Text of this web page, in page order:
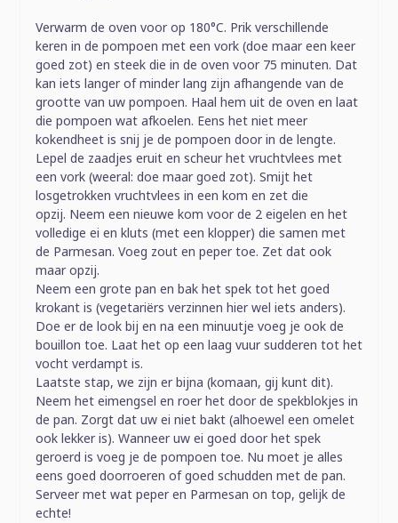
Verwarm de oven voor op 180°C. Prik verschillende
keren in de pompoen met een vork (doe maar een keer
goed zot) en steek die in de oven voor 75 minuten. Dat
kan iets langer of minder lang zijn afhangende van de
grootte van uw pompoen. Haal hem uit de oven en laat
die pompoen wat afkoelen. Eens het niet meer
kokendheet is snij je de pompoen door in de lengte.
Lepel de zaadjes eruit en scheur het vruchtvlees met
een vork (weeral: doe maar goed zot). Smijt het
losgetrokken vruchtvlees in een kom en zet die
opzij. Neem een nieuwe kom voor de 2 eigelen en het
volledige ei en kluts (met een klopper) die samen met
de Parmesan. Voeg zout en peper toe. Zet dat ook
maar opzij.
Neem een grote pan en bak het spek tot het goed
krokant is (vegetariërs verzinnen hier wel iets anders).
Doe er de look bij en na een minuutje voeg je ook de
bouillon toe. Laat het op een laag vuur sudderen tot het
vocht verdampt is.
Laatste stap, we zijn er bijna (komaan, gij kunt dit).
Neem het eimengsel en roer het door de spekblokjes in
de pan. Zorgt dat uw ei niet bakt (alhoewel een omelet
ook lekker is). Wanneer uw ei goed door het spek
geroerd is voeg je de pompoen toe. Nu moet je alles
eens goed doorroeren of goed schudden met de pan.
Serveer met wat peper en Parmesan on top, gelijk de
echte!